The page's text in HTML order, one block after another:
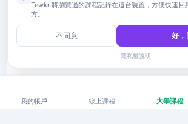
我的帳戶 線上課程 大學課程
Tewkr 將瀏覽過的課程記錄在這台裝置，方便快速回
方。
不同意 好，
隱私權說明